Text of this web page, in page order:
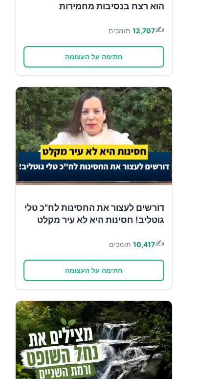
הוא רצח בנסיבות מחמירות
✍️
12,707 תומכים
חתימה על העצומה
דורשים לעצור את החסינות לח"כ טלי
גוטליב! חסינות היא לא עיר מקלט
✍️
10,417 תומכים
חתימה על העצומה